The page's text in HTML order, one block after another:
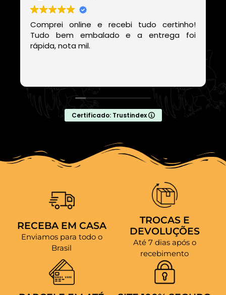
Comprei online e recebi tudo certinho!
Tudo bem embalado e a entrega foi
rápida, nota mil.
Certificado: Trustindex
RECEBA EM CASA
Enviamos para todo o
Brasil
TROCAS E
DEVOLUÇÕES
Até 7 dias após o
recebimento